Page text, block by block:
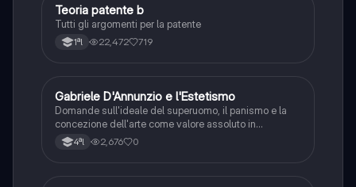
Altro
Teoria patente b
Tutti gli argomenti per la patente
1ªl 22,472 719
GItaliano
Gabriele D'Annunzio e l'Estetismo
Domande sull'ideale del superuomo, il panismo e la
concezione dell'arte come valore assoluto in
D'Annunzio.
4ªl 2,676 0